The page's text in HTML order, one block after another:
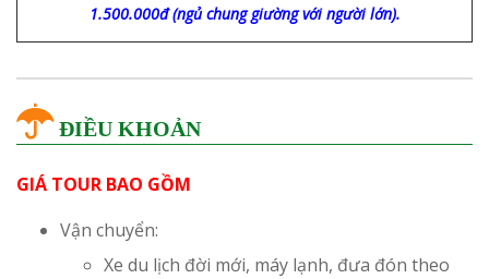
1.500.000đ (ngủ chung giường với người lớn).
ĐIỀU KHOẢN
GIÁ TOUR BAO GỒM
Vận chuyển:
Xe du lịch đời mới, máy lạnh, đưa đón theo